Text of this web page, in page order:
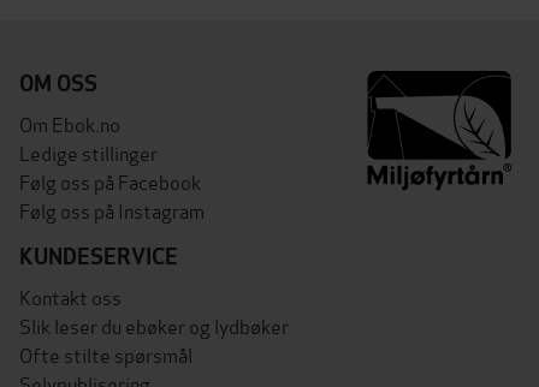
OM OSS
Om Ebok.no
Ledige stillinger
Følg oss på Facebook
Følg oss på Instagram
KUNDESERVICE
Kontakt oss
Slik leser du ebøker og lydbøker
Ofte stilte spørsmål